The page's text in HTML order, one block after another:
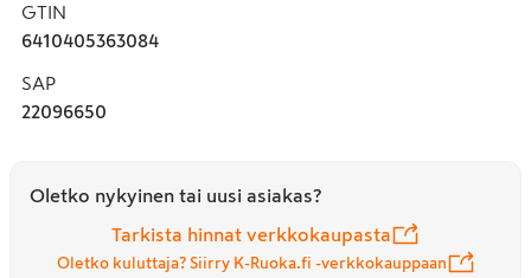
GTIN
6410405363084
SAP
22096650
Oletko nykyinen tai uusi asiakas?
Tarkista hinnat verkkokaupasta
Oletko kuluttaja? Siirry K-Ruoka.fi -verkkokauppaan